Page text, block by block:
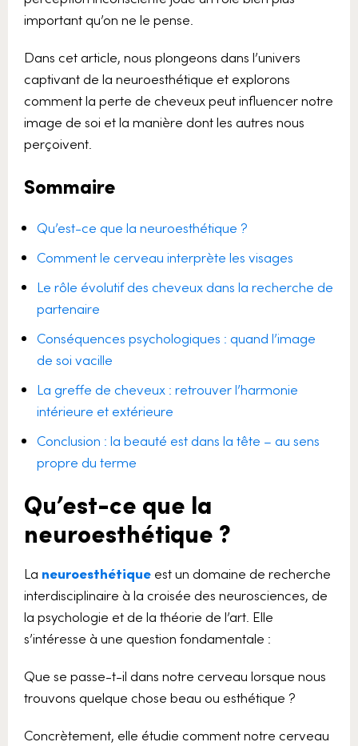
important qu’on ne le pense.
Dans cet article, nous plongeons dans l’univers
captivant de la neuroesthétique et explorons
comment la perte de cheveux peut influencer notre
image de soi et la manière dont les autres nous
perçoivent.
Sommaire
Qu’est-ce que la neuroesthétique ?
Comment le cerveau interprète les visages
Le rôle évolutif des cheveux dans la recherche de
partenaire
Conséquences psychologiques : quand l’image
de soi vacille
La greffe de cheveux : retrouver l’harmonie
intérieure et extérieure
Conclusion : la beauté est dans la tête – au sens
propre du terme
Qu’est-ce que la
neuroesthétique ?
La neuroesthétique est un domaine de recherche
interdisciplinaire à la croisée des neurosciences, de
la psychologie et de la théorie de l’art. Elle
s’intéresse à une question fondamentale :
Que se passe-t-il dans notre cerveau lorsque nous
trouvons quelque chose beau ou esthétique ?
Concrètement, elle étudie comment notre cerveau